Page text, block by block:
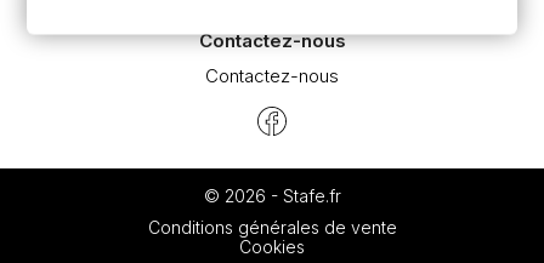
Contactez-nous
Contactez-nous
© 2026 - Stafe.fr
Conditions générales de vente
Cookies